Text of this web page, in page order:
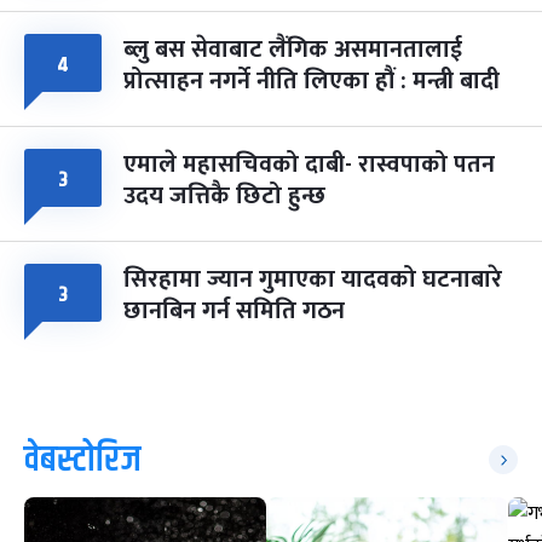
४ ब्लु बस सेवाबाट लैंगिक असमानतालाई
प्रोत्साहन नगर्ने नीति लिएका हौं : मन्त्री बादी
३ एमाले महासचिवको दाबी- रास्वपाको पतन
उदय जत्तिकै छिटो हुन्छ
३ सिरहामा ज्यान गुमाएका यादवको घटनाबारे
छानबिन गर्न समिति गठन
वेबस्टोरिज